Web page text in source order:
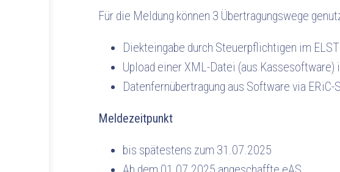
Für die Meldung können 3 Übertragungswege
Diekteingabe durch Steuerpflichtigen im
Upload einer XML-Datei (aus Kassesoftware)
Datenfernübertragung aus Software via
Meldezeitpunkt
bis spätestens zum 31.07.2025